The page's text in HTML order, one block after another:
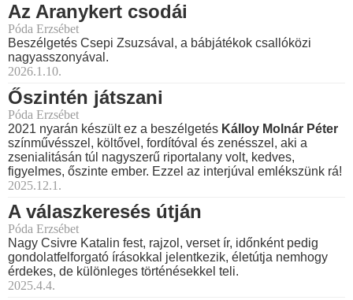
Az Aranykert csodái
Póda Erzsébet
Beszélgetés Csepi Zsuzsával, a bábjátékok csallóközi
nagyasszonyával.
2026.1.10.
Őszintén játszani
Póda Erzsébet
2021 nyarán készült ez a beszélgetés Kálloy Molnár Péter
színművésszel, költővel, fordítóval és zenésszel, aki a
zsenialitásán túl nagyszerű riportalany volt, kedves,
figyelmes, őszinte ember. Ezzel az interjúval emlékszünk rá!
2025.12.1.
A válaszkeresés útján
Póda Erzsébet
Nagy Csivre Katalin fest, rajzol, verset ír, időnként pedig
gondolatfelforgató írásokkal jelentkezik, életútja nemhogy
érdekes, de különleges történésekkel teli.
2025.4.4.